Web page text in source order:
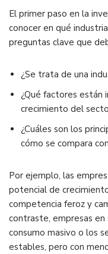
El primer paso en la
conocer en qué
preguntas clave que
¿Se trata de una
¿Qué factores están
crecimiento del
¿Cuáles son los
cómo se compara
Por ejemplo, las
potencial de
competencia feroz y
contraste, empresas
consumo masivo o los
estables, pero con